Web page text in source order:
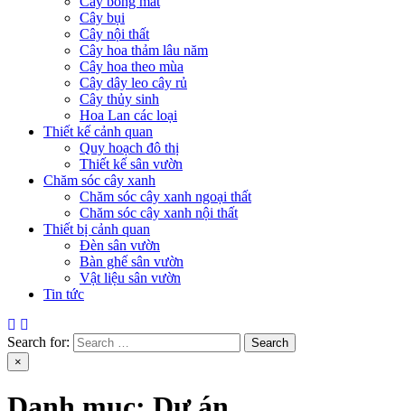
Cây bụi
Cây nội thất
Cây hoa thảm lâu năm
Cây hoa theo mùa
Cây dây leo cây rủ
Cây thủy sinh
Hoa Lan các loại
Thiết kế cảnh quan
Quy hoạch đô thị
Thiết kế sân vườn
Chăm sóc cây xanh
Chăm sóc cây xanh ngoại thất
Chăm sóc cây xanh nội thất
Thiết bị cảnh quan
Đèn sân vườn
Bàn ghế sân vườn
Vật liệu sân vườn
Tin tức
Search for:
×